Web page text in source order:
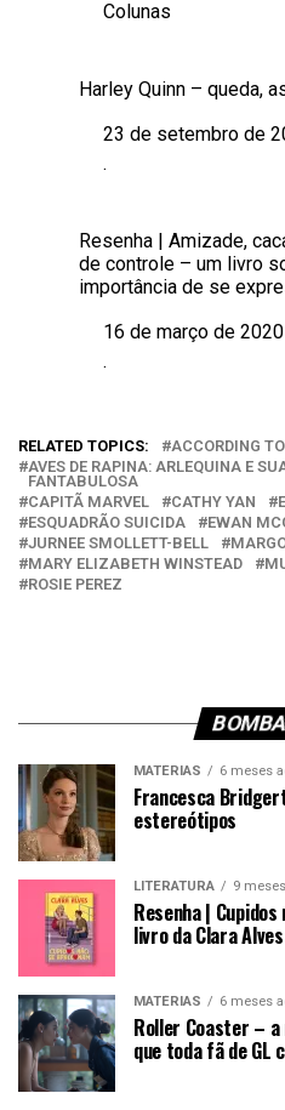
Em relação a
Colunas
Harley Quinn – queda,
Data
23 de setembro de
Em relação a
.
Resenha | Amizade,
de controle – um livro
importância de se
Data16 de março de 2020
Em relação a
.
RELATED TOPICS: ACCORDING
AVES DE RAPINA: ARLEQUINA E
FANTABULOSA
CAPITÃ MARVEL
CATHY YAN
ESQUADRÃO SUICIDA
EWAN
JURNEE SMOLLETT-BELL
MARY ELIZABETH WINSTEAD
ROSIE PEREZ
MATÉRIAS 6 meses
Francesca
estereótipos
LITERATURA 9
Resenha |
livro da Clara
MATÉRIAS 6 meses
Roller Coaster –
que toda fã de GL